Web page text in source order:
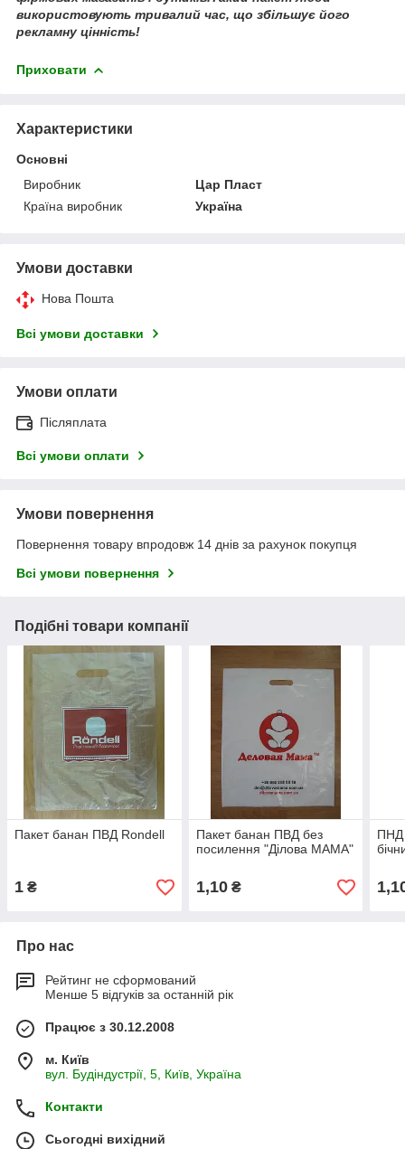
використовують тривалий час, що збільшує його
рекламну цінність!
Приховати
Характеристики
Основні
Виробник
Цар Пласт
Країна виробник
Україна
Умови доставки
Нова Пошта
Всі умови доставки
Умови оплати
Післяплата
Всі умови оплати
Умови повернення
Повернення товару впродовж 14 днів за рахунок покупця
Всі умови повернення
Подібні товари компанії
Пакет банан ПВД Rondell
1 ₴
Пакет банан ПВД без
посилення "Ділова МАМА"
1,10₴
ПНД
Про нас
Рейтинг не сформований
Менше 5 відгуків за останній рік
Працює з 30.12.2008
м. Київ
вул. Будіндустрії, 5, Київ, Україна
Контакти
Сьогодні вихідний